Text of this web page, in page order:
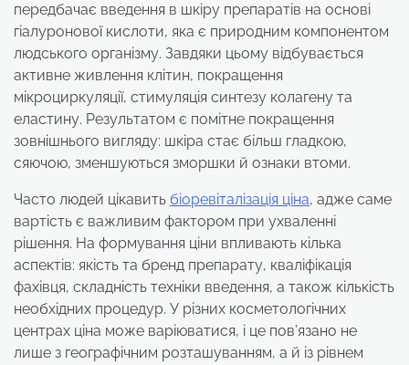
передбачає введення в шкіру препаратів на основі
гіалуронової кислоти, яка є природним компонентом
людського організму. Завдяки цьому відбувається
активне живлення клітин, покращення
мікроциркуляції, стимуляція синтезу колагену та
еластину. Результатом є помітне покращення
зовнішнього вигляду: шкіра стає більш гладкою,
сяючою, зменшуються зморшки й ознаки втоми.
Часто людей цікавить біоревіталізація ціна, адже саме
вартість є важливим фактором при ухваленні
рішення. На формування ціни впливають кілька
аспектів: якість та бренд препарату, кваліфікація
фахівця, складність техніки введення, а також кількість
необхідних процедур. У різних косметологічних
центрах ціна може варіюватися, і це пов’язано не
лише з географічним розташуванням, а й із рівнем